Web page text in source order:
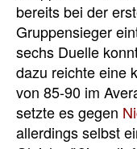
bereits bei der
Gruppensieger
sechs Duelle
dazu reichte eine
von 85-90 im
setzte es gegen
allerdings selbst